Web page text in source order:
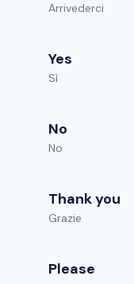
Arrivederci
Yes
Sì
No
No
Thank you
Grazie
Please